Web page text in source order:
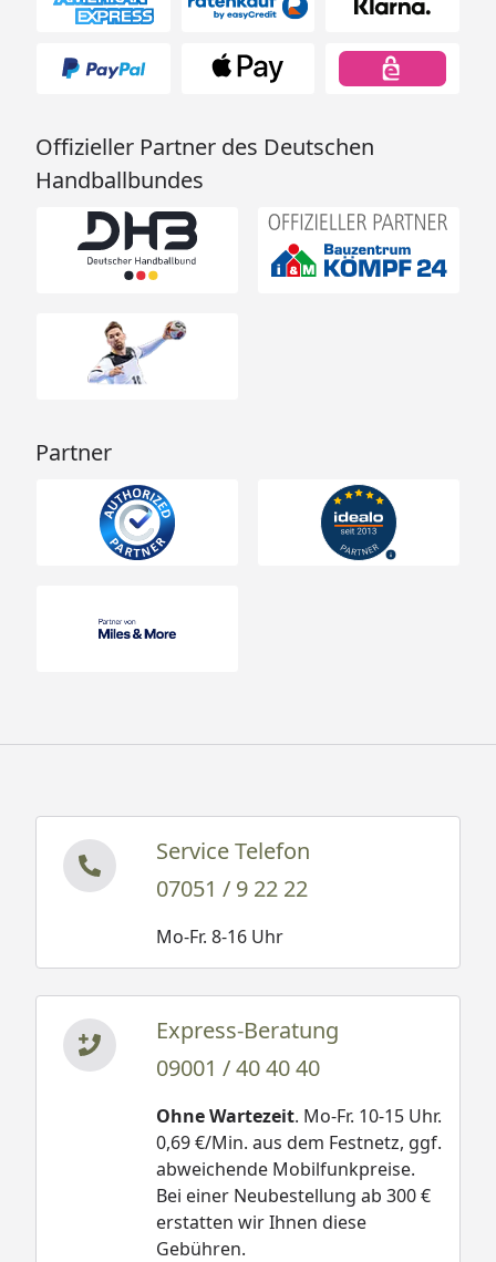
Offizieller Partner des Deutschen
Handballbundes
Partner
Service Telefon
07051 / 9 22 22
Mo-Fr. 8-16 Uhr
Express-Beratung
09001 / 40 40 40
Ohne Wartezeit. Mo-Fr. 10-15 Uhr.
0,69 €/Min. aus dem Festnetz, ggf.
abweichende Mobilfunkpreise.
Bei einer Neubestellung ab 300 €
erstatten wir Ihnen diese
Gebühren.